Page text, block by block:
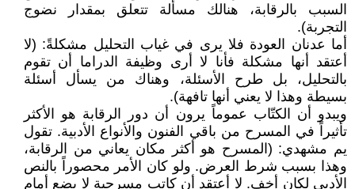
السبب بالرقابة، هنالك مسألة تتعلق بمقدار نضوج
التجربة).
أما عدنان العودة فلا يرى في غياب التحليل مشكلةً: (لا
أعتقد أنها مشكلة فأنا لا أرى وظيفة الدراما أن تقوم
بالتحليل، بل طرح الأسئلة، وهناك من يسأل أسئلة
بسيطة وهذا لا يعني أنها تافهة).
ويبدو أن الكتّاب عموماً يرون أن دور الرقابة هو الأكثر
تأثيراً في المسرح من باقي الفنون والأنواع الأدبية. تقول
يم مشهدي: (المسرح هو أكثر مكان يعاني من الرقابة،
وهذا بسبب شرط العرض. ولو كان الأمر محصوراً بالنص
الأدبي لكان أخف. لا أعتقد أن كاتب مسرحية لا يضع أمام